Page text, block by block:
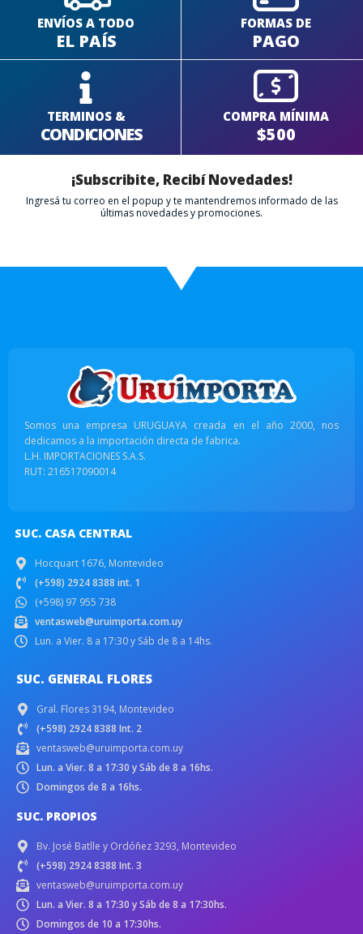
ENVÍOS A TODO
EL PAÍS
FORMAS DE
PAGO
TERMINOS &
CONDICIONES
COMPRA MÍNIMA
$500
¡Subscribite, Recibí Novedades!
Ingresá tu correo en el popup y te mantendremos informado de las
últimas novedades y promociones.
Somos una empresa URUGUAYA creada en el año 2000, nos
dedicamos a la importación directa de fabrica.
L.H. IMPORTACIONES S.A.S.
RUT: 216517090014
SUC. CASA CENTRAL
Hocquart 1676, Montevideo
(+598) 2924 8388 int. 1
(+598) 97 955 738
ventasweb@uruimporta.com.uy
Lun. a Vier. 8 a 17:30 y Sáb de 8 a 14hs.
SUC. GENERAL FLORES
Gral. Flores 3194, Montevideo
(+598) 2924 8388 Int. 2
ventasweb@uruimporta.com.uy
Lun. a Vier. 8 a 17:30 y Sáb de 8 a 16hs.
Domingos de 8 a 16hs.
SUC. PROPIOS
Bv. José Batlle y Ordóñez 3293, Montevideo
(+598) 2924 8388 Int. 3
ventasweb@uruimporta.com.uy
Lun. a Vier. 8 a 17:30 y Sáb de 8 a 17:30hs.
Domingos de 10 a 17:30hs.